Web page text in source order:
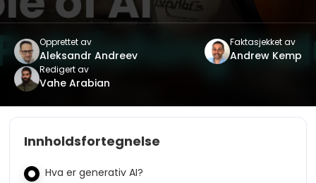
Opprettet av
Aleksandr Andreev
Faktasjekket av
Andrew Kemp
Redigert av
Vahe Arabian
Innholdsfortegnelse
Hva er generativ AI?